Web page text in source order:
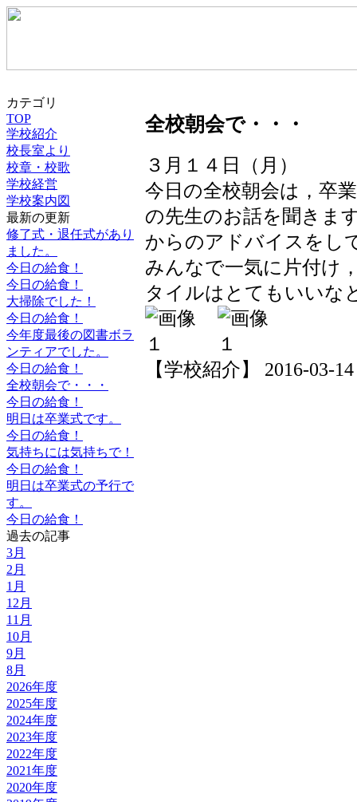
カテゴリ
TOP
学校紹介
校長室より
校章・校歌
学校経営
学校案内図
最新の更新
修了式・退任式があり
ました。
今日の給食！
今日の給食！
大掃除でした！
今日の給食！
今年度最後の図書ボラ
ンティアでした。
今日の給食！
全校朝会で・・・
今日の給食！
明日は卒業式です。
今日の給食！
気持ちには気持ちで！
今日の給食！
明日は卒業式の予行で
す。
今日の給食！
過去の記事
3月
2月
1月
12月
11月
10月
9月
8月
2026年度
2025年度
2024年度
2023年度
2022年度
2021年度
2020年度
全校朝会で・・・
３月１４日（月）
今日の全校朝会は，卒
の先生のお話を聞きま
からのアドバイスをし
みんなで一気に片付け
タイルはとてもいいな
【学校紹介】 2016-03-